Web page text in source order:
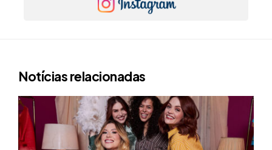
Notícias relacionadas